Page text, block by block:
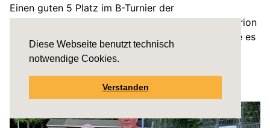
Diese Webseite benutzt technisch
notwendige Cookies.
Verstanden
Einen guten 5 Platz im B-Turnier der
Landesmeisterschaft Mixte konnte unser Team Marion
und Adriaan erreichen. Für die Quali zur DM reichte es
trotz zweier Siege in beiden Poules nicht. Nach 5
Stunden warten auf die letzte Cadrage wurde das
letzte entscheidende Spiel leider verloren.